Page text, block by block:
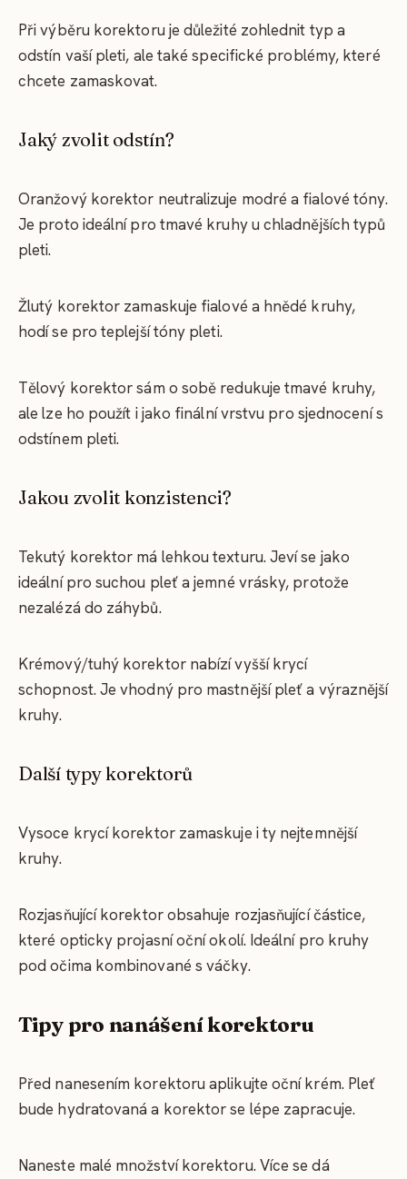
Při výběru korektoru je důležité zohlednit typ a
odstín vaší pleti, ale také specifické problémy, které
chcete zamaskovat.
Jaký zvolit odstín?
Oranžový korektor neutralizuje modré a fialové tóny.
Je proto ideální pro tmavé kruhy u chladnějších typů
pleti.
Žlutý korektor zamaskuje fialové a hnědé kruhy,
hodí se pro teplejší tóny pleti.
Tělový korektor sám o sobě redukuje tmavé kruhy,
ale lze ho použít i jako finální vrstvu pro sjednocení s
odstínem pleti.
Jakou zvolit konzistenci?
Tekutý korektor má lehkou texturu. Jeví se jako
ideální pro suchou pleť a jemné vrásky, protože
nezalézá do záhybů.
Krémový/tuhý korektor nabízí vyšší krycí
schopnost. Je vhodný pro mastnější pleť a výraznější
kruhy.
Další typy korektorů
Vysoce krycí korektor zamaskuje i ty nejtemnější
kruhy.
Rozjasňující korektor obsahuje rozjasňující částice,
které opticky projasní oční okolí. Ideální pro kruhy
pod očima kombinované s váčky.
Tipy pro nanášení korektoru
Před nanesením korektoru aplikujte oční krém. Pleť
bude hydratovaná a korektor se lépe zapracuje.
Naneste malé množství korektoru. Více se dá